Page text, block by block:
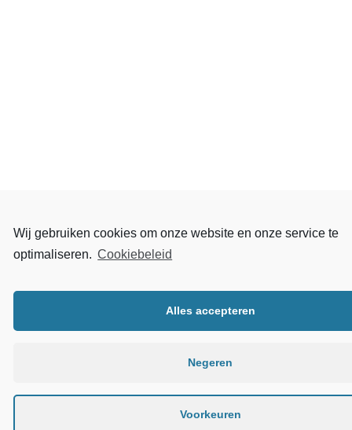
Wij gebruiken cookies om onze website en onze service te
optimaliseren. Cookiebeleid
Alles accepteren
Negeren
Voorkeuren